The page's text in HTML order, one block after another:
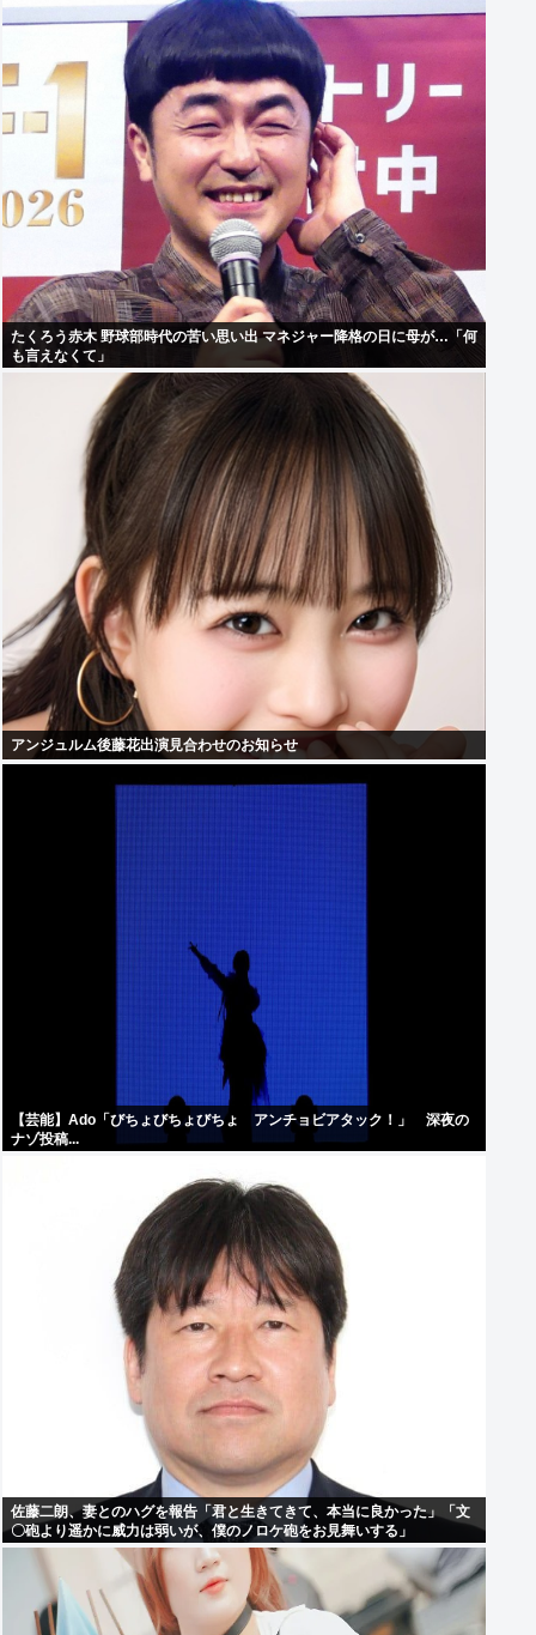
たくろう赤木 野球部時代の苦い思い出 マネジャー降格の日に母が…「何
も言えなくて」
アンジュルム後藤花出演見合わせのお知らせ
【芸能】Ado「びちょびちょびちょ アンチョビアタック！」 深夜の
ナゾ投稿...
佐藤二朗、妻とのハグを報告「君と生きてきて、本当に良かった」「文
〇砲より遥かに威力は弱いが、僕のノロケ砲をお見舞いする」